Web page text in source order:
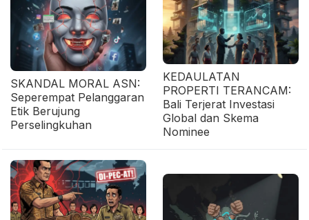
SKANDAL MORAL ASN:
Seperempat Pelanggaran
Etik Berujung
Perselingkuhan
KEDAULATAN
PROPERTI TERANCAM:
Bali Terjerat Investasi
Global dan Skema
Nominee